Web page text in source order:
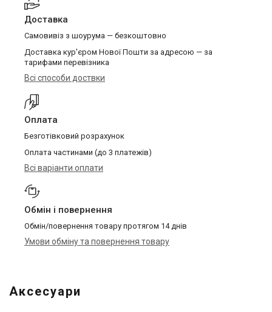
Доставка
Самовивіз з шоурума — безкоштовно
Доставка кур'єром Нової Пошти за адресою — за
тарифами перевізника
Всі способи доствки
Оплата
Безготівковий розрахунок
Оплата частинами (до 3 платежів)
Всі варіанти оплати
Обмін і повернення
Обмін/повернення товару протягом 14 днів
Умови обміну та повернення товару
Аксесуари